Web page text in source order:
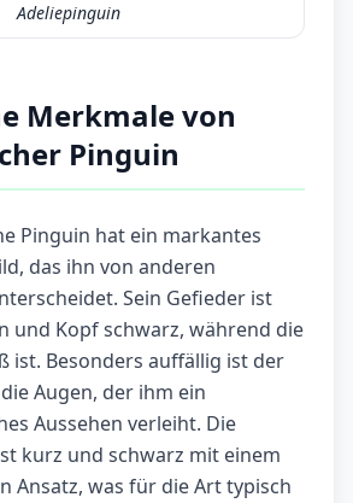
Adeliepinguin
Merkmale von
Pinguin
Pinguin hat ein markantes
das ihn von anderen
Sein Gefieder ist
und Kopf schwarz, während die
ist. Besonders auffällig ist der
Augen, der ihm ein
Aussehen verleiht. Die
kurz und schwarz mit einem
Ansatz, was für die Art typisch